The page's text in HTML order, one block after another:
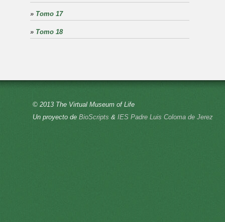
» Tomo 17
» Tomo 18
© 2013 The Virtual Museum of Life
Un proyecto de BioScripts & IES Padre Luis Coloma de Jerez